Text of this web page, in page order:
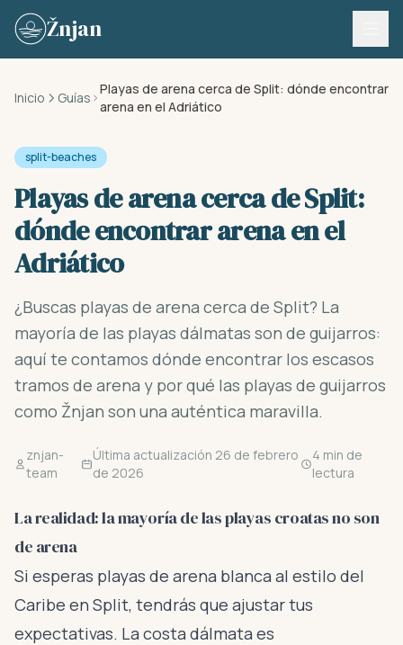
Skip to content
Žnjan
Inicio Guías
Playas de arena cerca de Split: dónde encontrar
arena en el Adriático
split-beaches
Playas de arena cerca de Split:
dónde encontrar arena en el
Adriático
¿Buscas playas de arena cerca de Split? La
mayoría de las playas dálmatas son de guijarros:
aquí te contamos dónde encontrar los escasos
tramos de arena y por qué las playas de guijarros
como Žnjan son una auténtica maravilla.
znjan-
team
Última actualización 26 de febrero
de 2026
4 min de
lectura
La realidad: la mayoría de las playas croatas no son
de arena
Si esperas playas de arena blanca al estilo del
Caribe en Split, tendrás que ajustar tus
expectativas. La costa dálmata es